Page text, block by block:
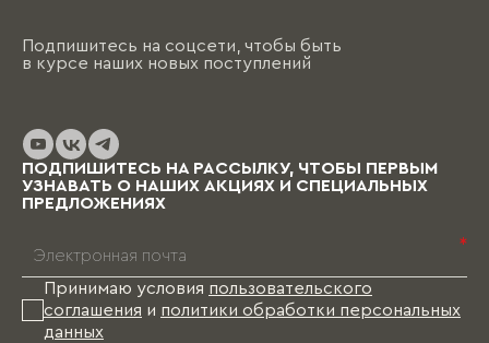
Подпишитесь на соцсети, чтобы быть
в курсе наших новых поступлений
ПОДПИШИТЕСЬ НА РАССЫЛКУ, ЧТОБЫ ПЕРВЫМ
УЗНАВАТЬ О НАШИХ АКЦИЯХ И СПЕЦИАЛЬНЫХ
ПРЕДЛОЖЕНИЯХ
*
Принимаю условия пользовательского
соглашения и политики обработки персональных
данных